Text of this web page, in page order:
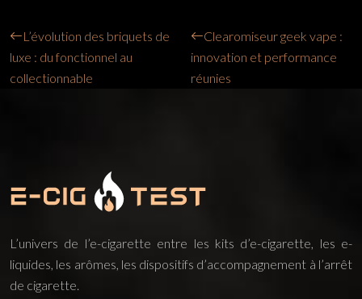
L’évolution des briquets de
luxe : du fonctionnel au
collectionnable
Clearomiseur geek vape :
innovation et performance
réunies
L’univers de l’e-cigarette entre les kits d’e-cigarette, les e-
liquides, les arômes, les dispositifs d’accompagnement à l’arrêt
de cigarette.